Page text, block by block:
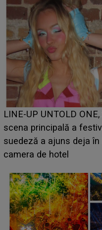
Ce a dezvăluit noua
luat prin surprindere pe
BĂIATUL VIZAT de
faptului împlinit, A